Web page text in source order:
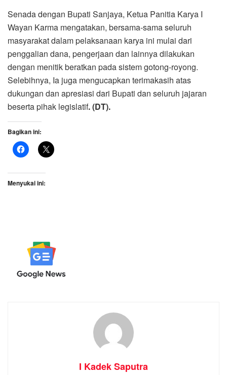
Senada dengan Bupati Sanjaya, Ketua Panitia Karya I
Wayan Karma mengatakan, bersama-sama seluruh
masyarakat dalam pelaksanaan karya ini mulai dari
penggalian dana, pengerjaan dan lainnya dilakukan
dengan menitik beratkan pada sistem gotong-royong.
Selebihnya, Ia juga mengucapkan terimakasih atas
dukungan dan apresiasi dari Bupati dan seluruh jajaran
beserta pihak legislatif. (DT).
Bagikan ini:
Menyukai ini:
I Kadek Saputra